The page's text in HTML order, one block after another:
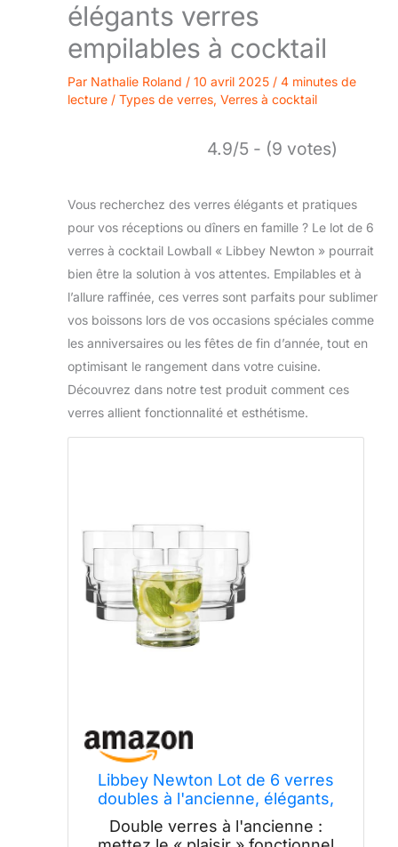
élégants verres
empilables à cocktail
Par Nathalie Roland / 10 avril 2025 / 4 minutes de
lecture / Types de verres, Verres à cocktail
4.9/5 - (9 votes)
Vous recherchez des verres élégants et pratiques
pour vos réceptions ou dîners en famille ? Le lot de 6
verres à cocktail Lowball « Libbey Newton » pourrait
bien être la solution à vos attentes. Empilables et à
l’allure raffinée, ces verres sont parfaits pour sublimer
vos boissons lors de vos occasions spéciales comme
les anniversaires ou les fêtes de fin d’année, tout en
optimisant le rangement dans votre cuisine.
Découvrez dans notre test produit comment ces
verres allient fonctionnalité et esthétisme.
Libbey Newton Lot de 6 verres
doubles à l'ancienne, élégants,
empilables, verres à cocktail
Lowball pour anniversaires,
Double verres à l'ancienne :